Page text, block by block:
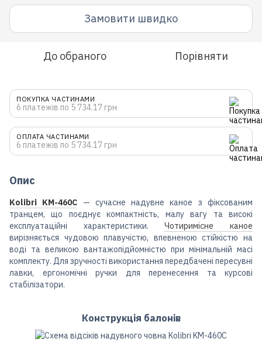
Замовити швидко
До обраного Порівняти
ПОКУПКА ЧАСТИНАМИ
6 платежів по 5 734.17 грн
ОПЛАТА ЧАСТИНАМИ
6 платежів по 5 734.17 грн
Опис
Kolibri KM-460C — сучасне надувне каное з фіксованим
транцем, що поєднує компактність, малу вагу та високі
експлуатаційні характеристики.Чотиримісне каное
вирізняється чудовою плавучістю, впевненою стійкістю на
воді та великою вантажопідйомністю при мінімальній масі
комплекту. Для зручності використання передбачені пересувні
лавки, ергономічні ручки для перенесення та курсові
стабілізатори.
Конструкція балонів